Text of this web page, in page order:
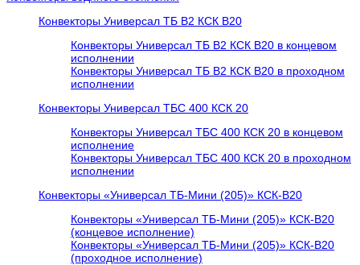
Конвекторы Универсал ТБ В2 КСК В20
Конвекторы Универсал ТБ В2 КСК В20 в концевом
исполнении
Конвекторы Универсал ТБ В2 КСК В20 в проходном
исполнении
Конвекторы Универсал ТБС 400 КСК 20
Конвекторы Универсал ТБС 400 КСК 20 в концевом
исполнение
Конвекторы Универсал ТБС 400 КСК 20 в проходном
исполнении
Конвекторы «Универсал ТБ-Мини (205)» КСК-В20
Конвекторы «Универсал ТБ-Мини (205)» КСК-В20
(концевое исполнение)
Конвекторы «Универсал ТБ-Мини (205)» КСК-В20
(проходное исполнение)